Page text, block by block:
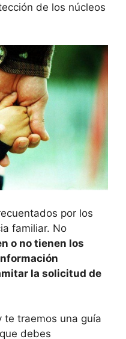
de los núcleos
por los
familiar. No
o no tienen los
la solicitud de
te traemos una guía
debes